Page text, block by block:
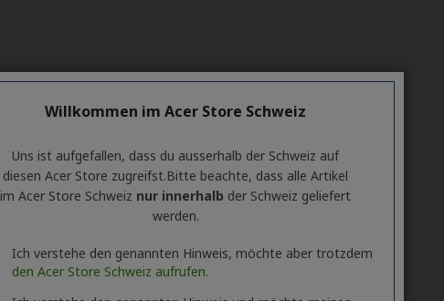
Willkommen im Acer Store Schweiz
Uns ist aufgefallen, dass du ausserhalb ​der Schweiz auf
diesen Acer Store zugreifst.​Bitte beachte, dass alle Artikel
im Acer Store Schweiz nur innerhalb der Schweiz geliefert
werden.
Ich verstehe den genannten Hinweis, möchte aber trotzdem
den Acer Store Schweiz aufrufen.